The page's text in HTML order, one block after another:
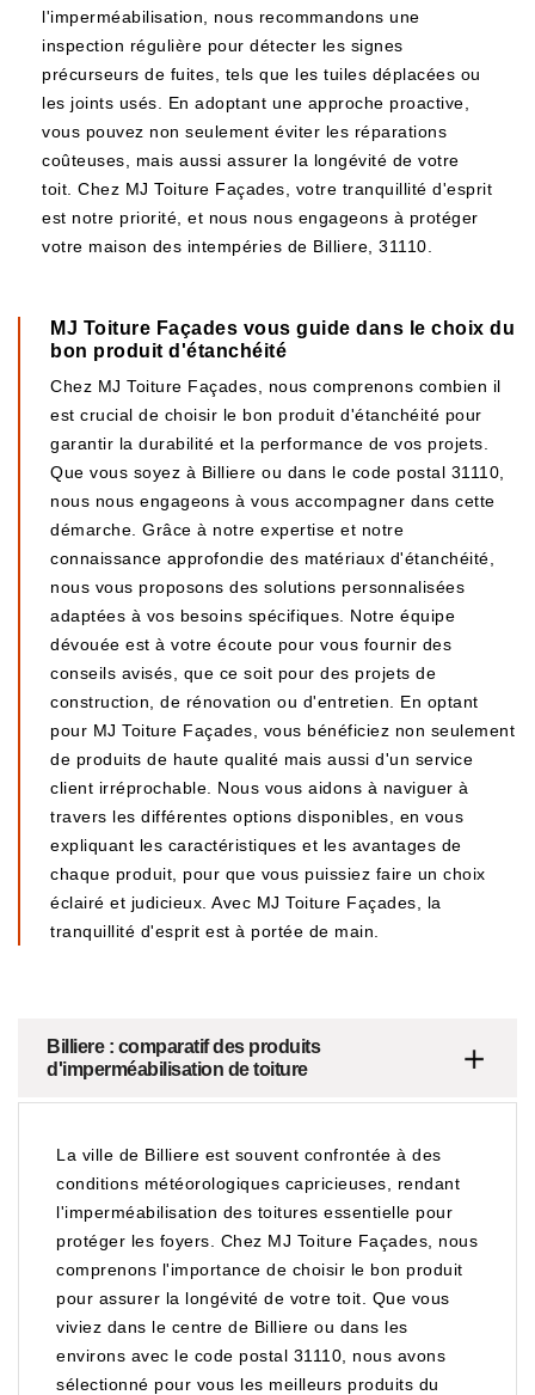
l'imperméabilisation, nous recommandons une
inspection régulière pour détecter les signes
précurseurs de fuites, tels que les tuiles déplacées ou
les joints usés. En adoptant une approche proactive,
vous pouvez non seulement éviter les réparations
coûteuses, mais aussi assurer la longévité de votre
toit. Chez MJ Toiture Façades, votre tranquillité d'esprit
est notre priorité, et nous nous engageons à protéger
votre maison des intempéries de Billiere, 31110.
MJ Toiture Façades vous guide dans le choix du
bon produit d'étanchéité
Chez MJ Toiture Façades, nous comprenons combien il
est crucial de choisir le bon produit d'étanchéité pour
garantir la durabilité et la performance de vos projets.
Que vous soyez à Billiere ou dans le code postal 31110,
nous nous engageons à vous accompagner dans cette
démarche. Grâce à notre expertise et notre
connaissance approfondie des matériaux d'étanchéité,
nous vous proposons des solutions personnalisées
adaptées à vos besoins spécifiques. Notre équipe
dévouée est à votre écoute pour vous fournir des
conseils avisés, que ce soit pour des projets de
construction, de rénovation ou d'entretien. En optant
pour MJ Toiture Façades, vous bénéficiez non seulement
de produits de haute qualité mais aussi d'un service
client irréprochable. Nous vous aidons à naviguer à
travers les différentes options disponibles, en vous
expliquant les caractéristiques et les avantages de
chaque produit, pour que vous puissiez faire un choix
éclairé et judicieux. Avec MJ Toiture Façades, la
tranquillité d'esprit est à portée de main.
Billiere : comparatif des produits
d'imperméabilisation de toiture
La ville de Billiere est souvent confrontée à des
conditions météorologiques capricieuses, rendant
l'imperméabilisation des toitures essentielle pour
protéger les foyers. Chez MJ Toiture Façades, nous
comprenons l'importance de choisir le bon produit
pour assurer la longévité de votre toit. Que vous
viviez dans le centre de Billiere ou dans les
environs avec le code postal 31110, nous avons
sélectionné pour vous les meilleurs produits du